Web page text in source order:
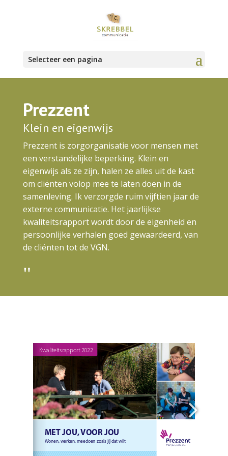
Selecteer een pagina
Prezzent
Klein en eigenwijs
Prezzent is zorgorganisatie voor mensen met
een verstandelijke beperking. Klein en
eigenwijs als ze zijn, halen ze alles uit de kast
om cliënten volop mee te laten doen in de
samenleving. Ik verzorgde ruim vijftien jaar de
externe communicatie. Het jaarlijkse
kwaliteitsrapport wordt door de eigenheid en
persoonlijke verhalen goed gewaardeerd, van
de cliënten tot de VGN.
"